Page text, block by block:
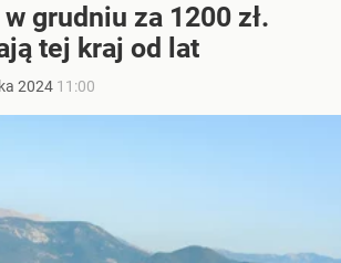
grudniu za 1200 zł.
tej kraj od lat
2024 11:00